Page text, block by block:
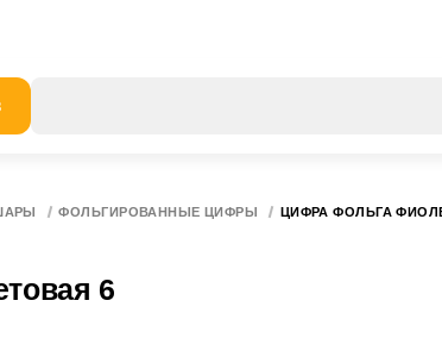
ФОЛЬГИРОВАННЫЕ ЦИФРЫ ЦИФРА ФОЛЬГА
6